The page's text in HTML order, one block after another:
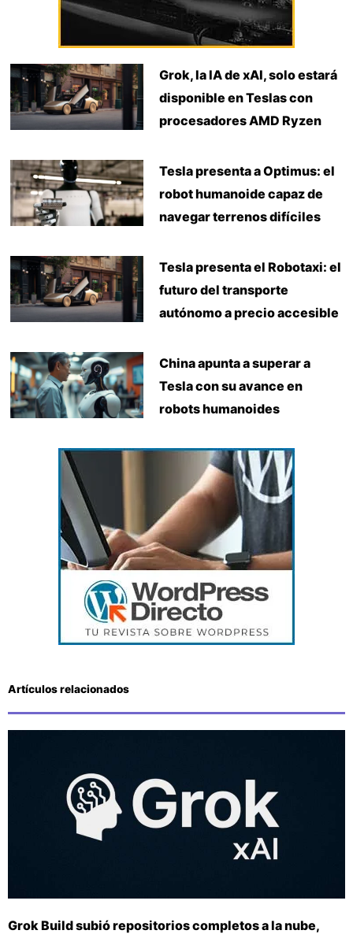
Grok, la IA de xAI, solo estará
disponible en Teslas con
procesadores AMD Ryzen
Tesla presenta a Optimus: el
robot humanoide capaz de
navegar terrenos difíciles
Tesla presenta el Robotaxi: el
futuro del transporte
autónomo a precio accesible
China apunta a superar a
Tesla con su avance en
robots humanoides
Artículos relacionados
Grok Build subió repositorios completos a la nube,